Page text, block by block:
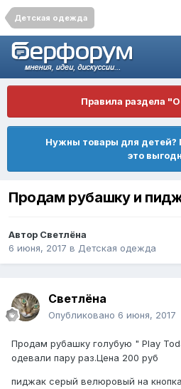
Детская одежда
Правила раздела
Нужны товары для детей?
это
Продам рубашку и
Автор Светлёна
6 июня, 2017 в Детская одежда
Светлёна
Опубликовано 6 июня, 2017
Продам рубашку голубую " Play
одевали пару раз.Цена 200 руб
пиджак серый велюровый на